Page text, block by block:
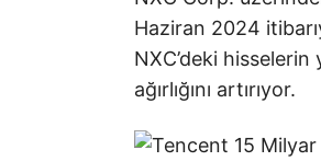
Haziran 2024
NXC’deki hisselerin
ağırlığını artırıyor.